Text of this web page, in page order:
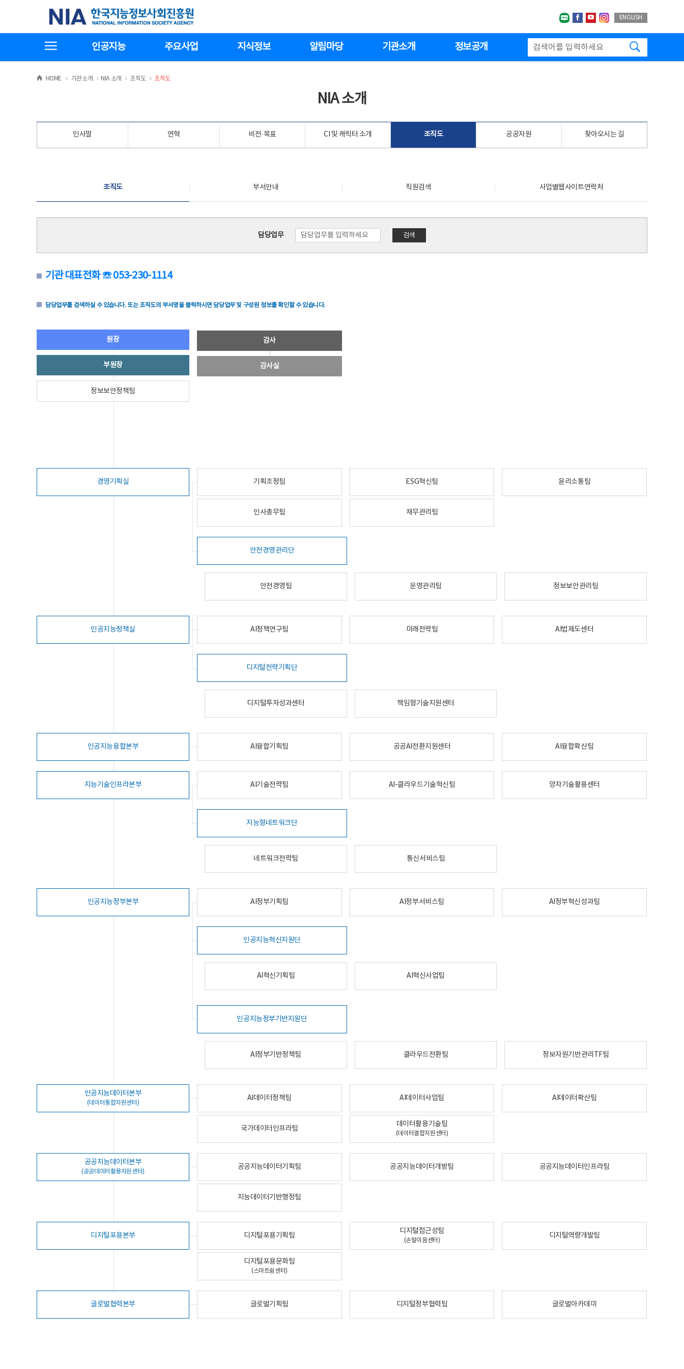
기
한국지능정보사회진흥원
네이버블로그
페이스북
유투브인스타그랩
ENGLISH
인공지능 주요사업 지식정보 알림마당 기관소개 정보공개
HOME >
기관소개 >NIA 소개 >
조직도 >
조직도
NIA 소개
인사말 연혁 비전·목표 CI 및 캐릭터 소개 조직도 공공자원 찾아오시는 길
조직도 부서안내 직원검색 사업별웹사이트연락처
담당업무 검색
기관 대표전화 ☏ 053-230-1114
담당업무를 검색하실 수 있습니다. 또는 조직도의 부서명을 클릭하시면 담당업무 및 구성원 정보를 확인할 수 있습니다.
원장
부원장
정보보안정책팀
감사
감사실
경영기획실 기획조정팀 ESG혁신팀 윤리소통팀
인사총무팀 재무관리팀
안전경영관리단
안전경영팀 운영관리팀 정보보안관리팀
인공지능정책실 AI정책연구팀 미래전략팀 AI법제도센터
디지털전략기획단
디지털투자성과센터 책임형기술지원센터
인공지능융합본부 AI융합기획팀 공공AI전환지원센터 AI융합확산팀
지능기술인프라본부 AI기술전략팀 AI-클라우드기술혁신팀 양자기술활용센터
지능형네트워크단
네트워크전략팀 통신서비스팀
인공지능정부본부 AI정부기획팀 AI정부서비스팀 AI정부혁신성과팀
인공지능혁신지원단
AI혁신기획팀 AI혁신사업팀
인공지능정부기반지원단
AI정부기반정책팀 클라우드전환팀 정보자원기반관리TF팀
인공지능데이터본부
(데이터통합지원센터)
AI데이터정책팀 AI데이터사업팀 AI데이터확산팀
국가데이터인프라팀
데이터활용기술팀
(데이터결합지원센터)
공공지능데이터본부
(공공데이터활용지원센터)
공공지능데이터기획팀 공공지능데이터개방팀 공공지능데이터인프라팀
지능데이터기반행정팀
디지털포용본부 디지털포용기획팀
디지털접근성팀
(손말이음센터)
디지털역량개발팀
디지털포용문화팀
(스마트쉼센터)
글로벌협력본부 글로벌기획팀 디지털정부협력팀 글로벌아카데미